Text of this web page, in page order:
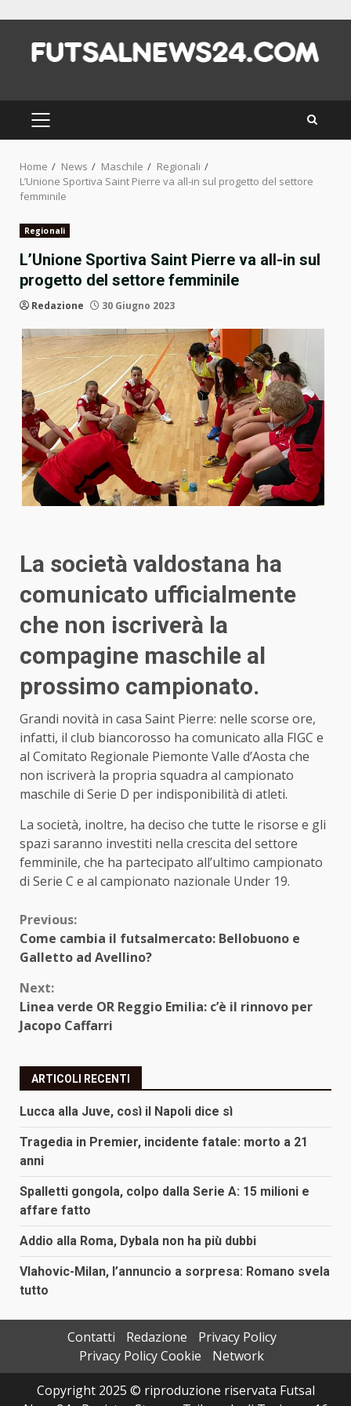
content
PRIMARY
MENU
Home News Maschile
Regionali
L’Unione Sportiva Saint Pierre va all-in sul progetto del settore
femminile
Regionali
L’Unione Sportiva Saint Pierre va all-in sul
progetto del settore femminile
Redazione 30 Giugno 2023
La società valdostana ha
comunicato ufficialmente
che non iscriverà la
compagine maschile al
prossimo campionato.
Grandi novità in casa Saint Pierre: nelle scorse ore,
infatti, il club biancorosso ha comunicato alla FIGC e
al Comitato Regionale Piemonte Valle d’Aosta che
non iscriverà la propria squadra al campionato
maschile di Serie D per indisponibilità di atleti.
La società, inoltre, ha deciso che tutte le risorse e gli
spazi saranno investiti nella crescita del settore
femminile, che ha partecipato all’ultimo campionato
di Serie C e al campionato nazionale Under 19.
Continue
Reading
Previous:
Come cambia il futsalmercato: Bellobuono e
Galletto ad Avellino?
Next:
Linea verde OR Reggio Emilia: c’è il rinnovo per
Jacopo Caffarri
ARTICOLI RECENTI
Lucca alla Juve, così il Napoli dice sì
Tragedia in Premier, incidente fatale: morto a 21
anni
Spalletti gongola, colpo dalla Serie A: 15 milioni e
affare fatto
Addio alla Roma, Dybala non ha più dubbi
Vlahovic-Milan, l’annuncio a sorpresa: Romano svela
tutto
Contatti Redazione
Privacy Policy
Privacy Policy Cookie
Network
Copyright 2025 © riproduzione riservata Futsal